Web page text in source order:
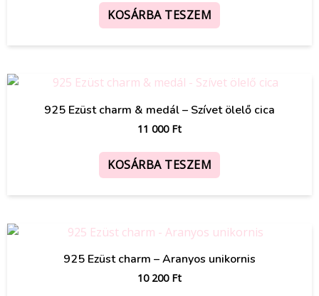
KOSÁRBA TESZEM
925 Ezüst charm & medál – Szívet ölelő cica
11 000 Ft
KOSÁRBA TESZEM
925 Ezüst charm – Aranyos unikornis
10 200 Ft